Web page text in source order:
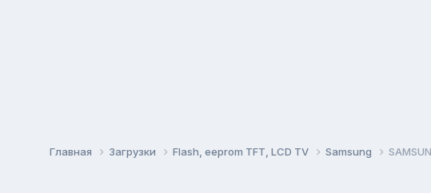
Главная Загрузки Flash, eeprom TFT, LCD TV Samsung